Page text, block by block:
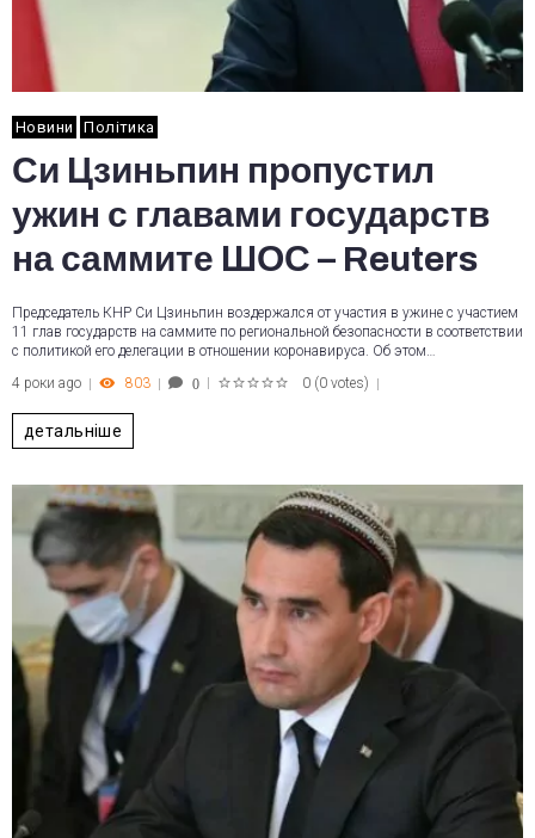
Новини Політика
Си Цзиньпин пропустил
ужин с главами государств
на саммите ШОС – Reuters
Председатель КНР Си Цзиньпин воздержался от участия в ужине с участием
11 глав государств на саммите по региональной безопасности в соответствии
с политикой его делегации в отношении коронавируса. Об этом…
4 роки ago
803 0 0 (0 votes)
детальніше